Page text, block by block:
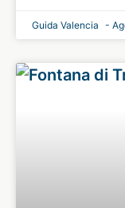
Guida Valencia